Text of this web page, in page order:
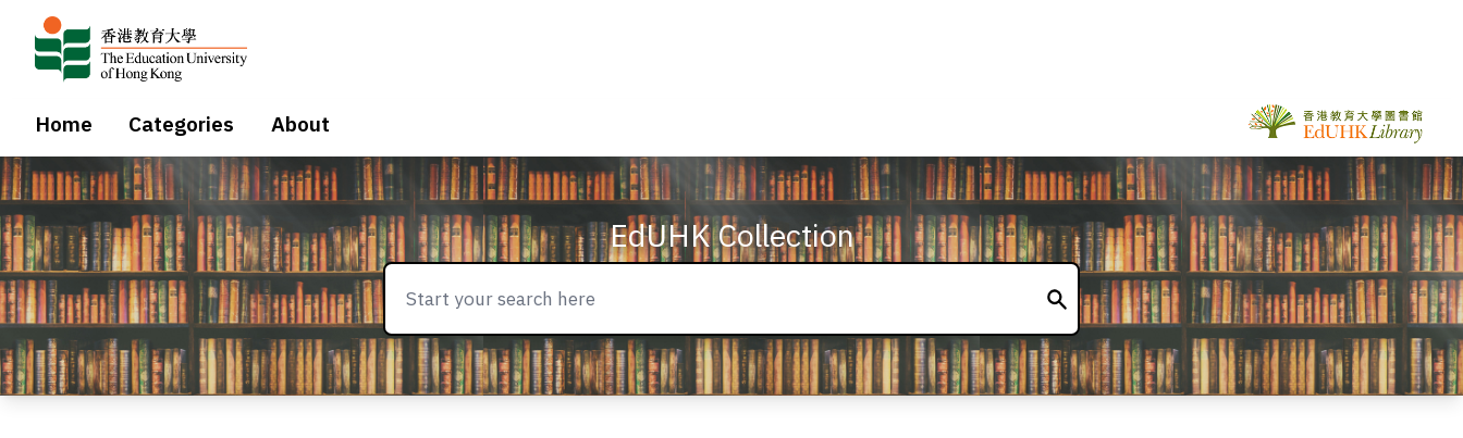
Home Categories About
EdUHK Collection